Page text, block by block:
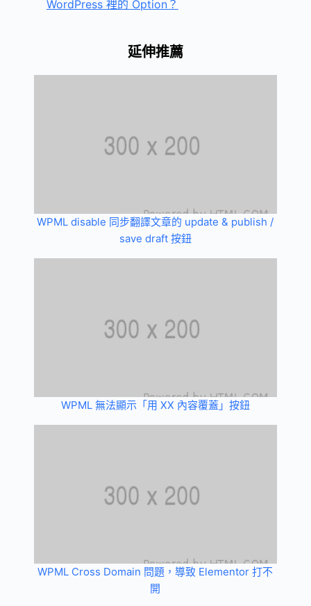
WordPress 裡的 Option？
延伸推薦
WPML disable 同步翻譯文章的 update & publish /
save draft 按鈕
WPML 無法顯示「用 XX 內容覆蓋」按鈕
WPML Cross Domain 問題，導致 Elementor 打不
開